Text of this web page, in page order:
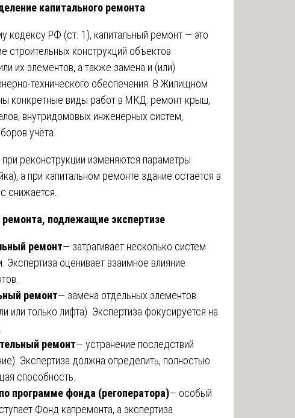
капитального ремонта
кодексу РФ (ст. 1), капитальный ремонт — это
строительных конструкций объектов
их элементов, а также замена и (или)
технического обеспечения. В Жилищном
конкретные виды работ в МКД: ремонт крыш,
внутридомовых инженерных систем,
учёта.
при реконструкции изменяются параметры
а при капитальном ремонте здание остаётся в
снижается.
ремонта, подлежащие экспертизе
ремонт— затрагивает несколько систем
Экспертиза оценивает взаимное влияние
ремонт— замена отдельных элементов
или только лифта). Экспертиза фокусируется на
ремонт— устранение последствий
Экспертиза должна определить, полностью
способность.
программе фонда (регоператора)— особый
Фонд капремонта, а экспертиза